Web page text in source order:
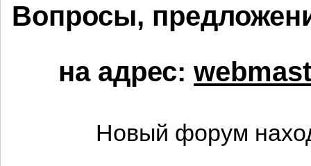
Вопросы,
на адрес:
Новый форум